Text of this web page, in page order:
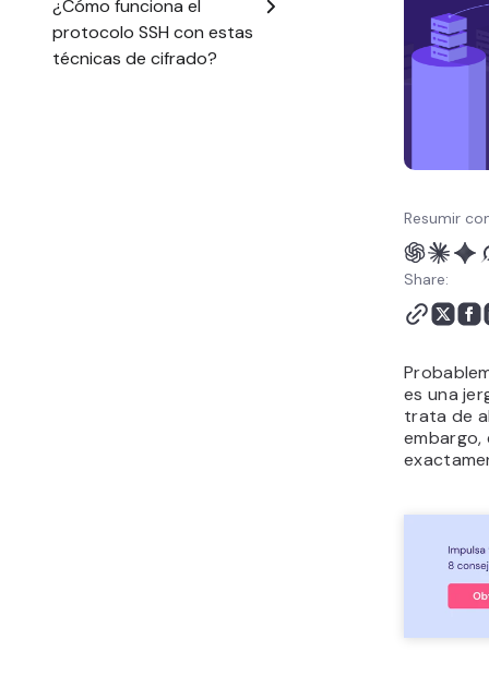
¿Cómo funciona el
protocolo SSH con estas
técnicas de cifrado?
Resumir
Share:
es una
trata de
embargo,